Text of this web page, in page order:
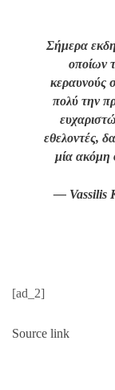
Σήμερα
οποίων
κεραυνούς
πολύ την
εθελοντές,
μία
— Vassilis
[ad_2]
Source link